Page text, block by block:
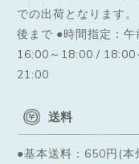
での出荷となります。
後まで ●時間指定：
16:00～18:00 /
21:00
送料
●基本送料：650円(